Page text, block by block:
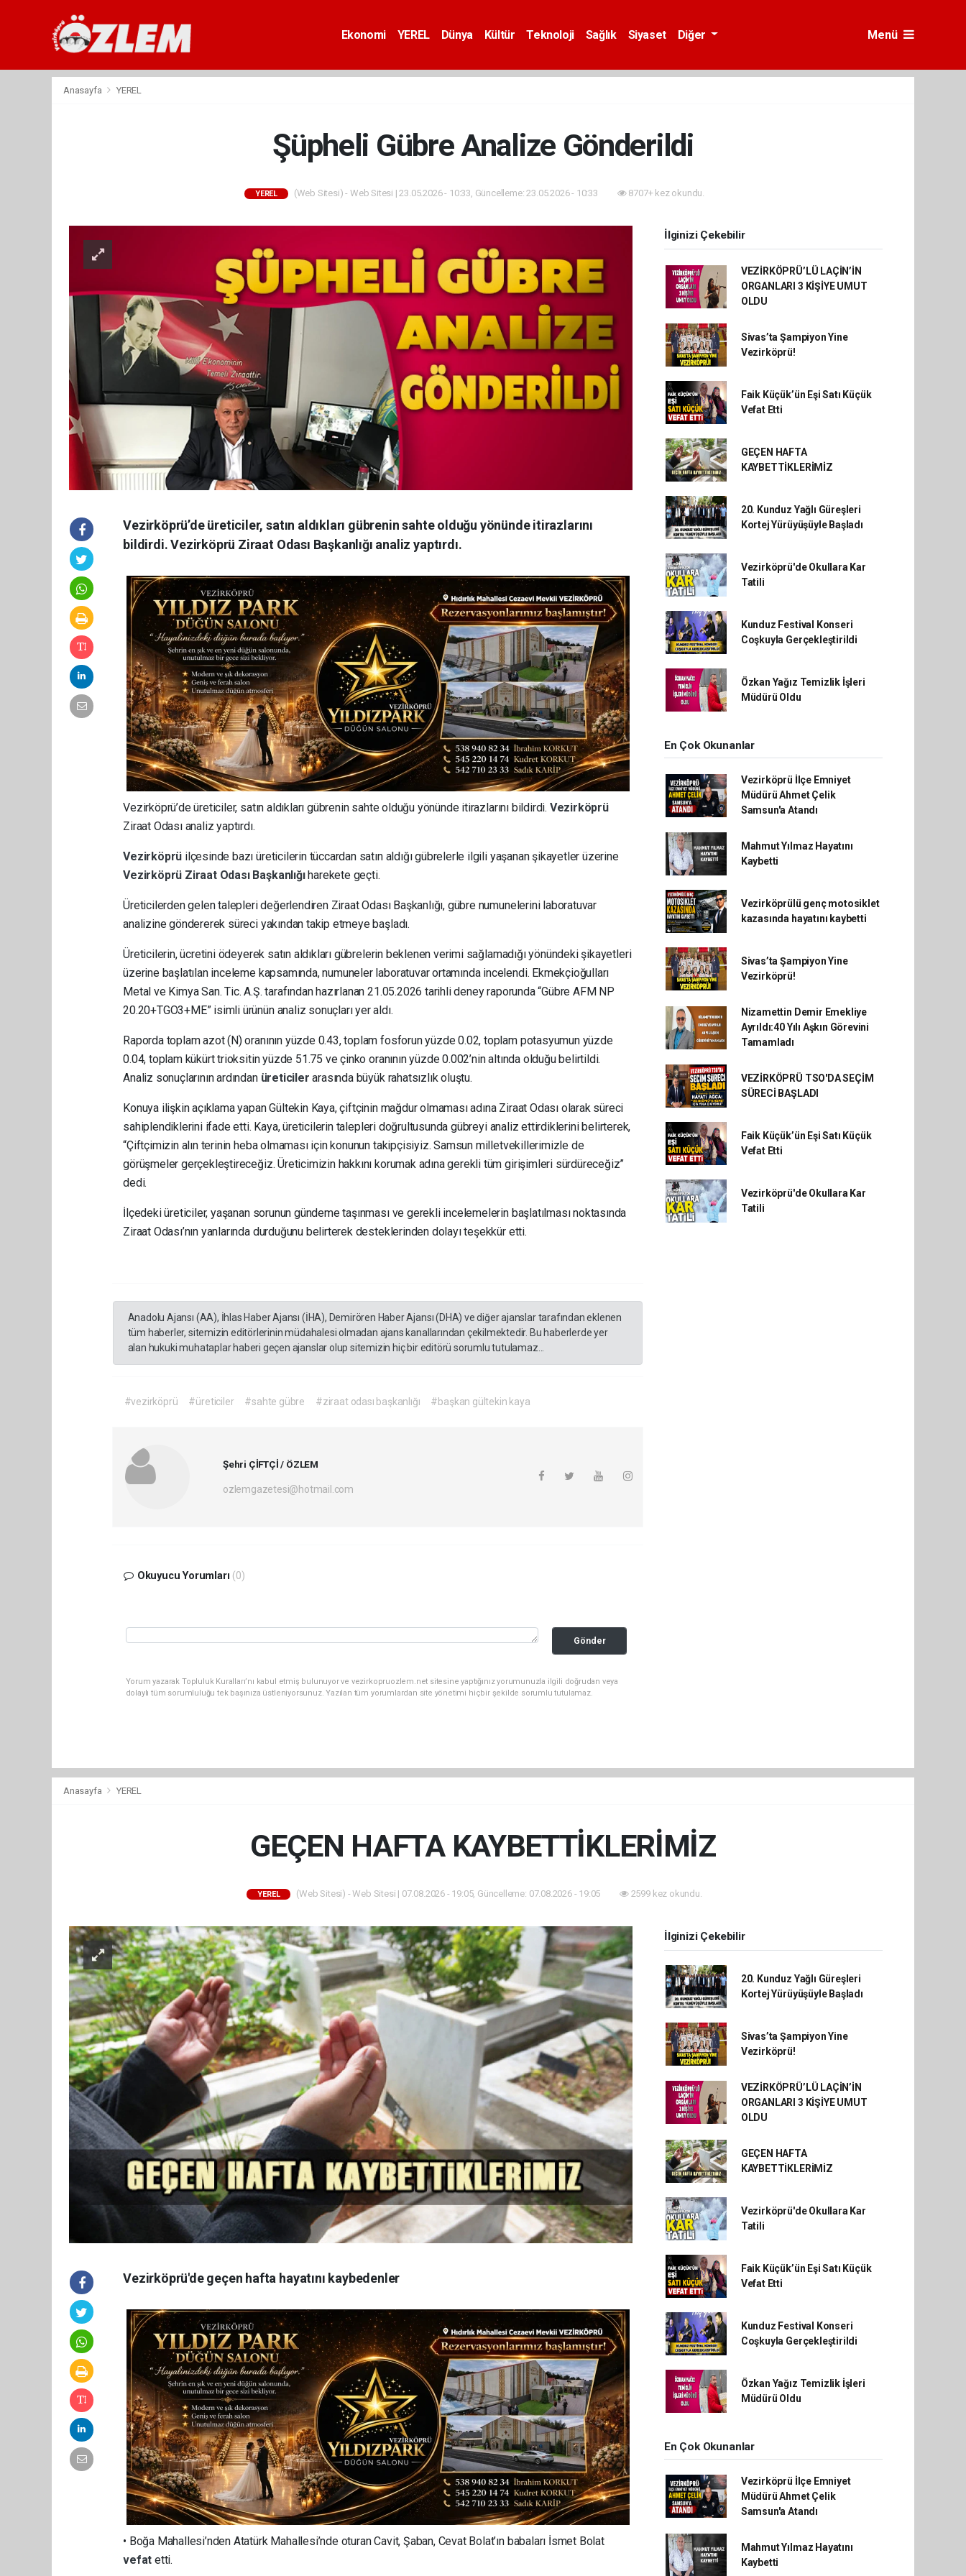
Ekonomi YEREL Dünya Kültür Teknoloji Sağlık Siyaset Diğer Menü
Anasayfa YEREL
Şüpheli Gübre Analize Gönderildi
YEREL (Web Sitesi) - Web Sitesi | 23.05.2026 - 10:33, Güncelleme: 23.05.2026 - 10:33 8707+ kez okundu.
Vezirköprü’de üreticiler, satın aldıkları gübrenin sahte olduğu yönünde itirazlarını
bildirdi. Vezirköprü Ziraat Odası Başkanlığı analiz yaptırdı.
Vezirköprü’de üreticiler, satın aldıkları gübrenin sahte olduğu yönünde itirazlarını bildirdi. Vezirköprü
Ziraat Odası analiz yaptırdı.
Vezirköprü ilçesinde bazı üreticilerin tüccardan satın aldığı gübrelerle ilgili yaşanan şikayetler üzerine
Vezirköprü Ziraat Odası Başkanlığıharekete geçti.
Üreticilerden gelen talepleri değerlendiren Ziraat Odası Başkanlığı, gübre numunelerini laboratuvar
analizine göndererek süreci yakından takip etmeye başladı.
Üreticilerin, ücretini ödeyerek satın aldıkları gübrelerin beklenen verimi sağlamadığı yönündeki şikayetleri
üzerine başlatılan inceleme kapsamında, numuneler laboratuvar ortamında incelendi. Ekmekçioğulları
Metal ve Kimya San. Tic. A.Ş. tarafından hazırlanan 21.05.2026 tarihli deney raporunda “Gübre AFM NP
20.20+TGO3+ME” isimli ürünün analiz sonuçları yer aldı.
Raporda toplam azot (N) oranının yüzde 0.43, toplam fosforun yüzde 0.02, toplam potasyumun yüzde
0.04, toplam kükürt trioksitin yüzde 51.75 ve çinko oranının yüzde 0.002’nin altında olduğu belirtildi.
Analiz sonuçlarının ardından üreticilerarasında büyük rahatsızlık oluştu.
Konuya ilişkin açıklama yapan Gültekin Kaya, çiftçinin mağdur olmaması adına Ziraat Odası olarak süreci
sahiplendiklerini ifade etti. Kaya, üreticilerin talepleri doğrultusunda gübreyi analiz ettirdiklerini belirterek,
“Çiftçimizin alın terinin heba olmaması için konunun takipçisiyiz. Samsun milletvekillerimizle de
görüşmeler gerçekleştireceğiz. Üreticimizin hakkını korumak adına gerekli tüm girişimleri sürdüreceğiz”
dedi.
İlçedeki üreticiler, yaşanan sorunun gündeme taşınması ve gerekli incelemelerin başlatılması noktasında
Ziraat Odası’nın yanlarında durduğunu belirterek desteklerinden dolayı teşekkür etti.
Anadolu Ajansı (AA), İhlas Haber Ajansı (İHA), Demirören Haber Ajansı (DHA) ve diğer ajanslar tarafından eklenen
tüm haberler, sitemizin editörlerinin müdahalesi olmadan ajans kanallarından çekilmektedir. Bu haberlerde yer
alan hukuki muhataplar haberi geçen ajanslar olup sitemizin hiç bir editörü sorumlu tutulamaz...
#vezirköprü #üreticiler #sahte gübre #ziraat odası başkanlığı #başkan gültekin kaya
Şehri ÇİFTÇİ / ÖZLEM
ozlemgazetesi@hotmail.com
Okuyucu Yorumları (0)
Gönder
Yorum yazarak Topluluk Kuralları’nı kabul etmiş bulunuyor ve vezirkopruozlem.net sitesine yaptığınız yorumunuzla ilgili doğrudan veya
dolaylı tüm sorumluluğu tek başınıza üstleniyorsunuz. Yazılan tüm yorumlardan site yönetimi hiçbir şekilde sorumlu tutulamaz.
İlginizi Çekebilir
VEZİRKÖPRÜ’LÜ LAÇİN’İN
ORGANLARI 3 KİŞİYE UMUT
OLDU
Sivas’ta Şampiyon Yine
Vezirköprü!
Faik Küçük’ün Eşi Satı Küçük
Vefat Etti
GEÇEN HAFTA
KAYBETTİKLERİMİZ
20. Kunduz Yağlı Güreşleri
Kortej Yürüyüşüyle Başladı
Vezirköprü'de Okullara Kar
Tatili
Kunduz Festival Konseri
Coşkuyla Gerçekleştirildi
Özkan Yağız Temizlik İşleri
Müdürü Oldu
En Çok Okunanlar
Vezirköprü İlçe Emniyet
Müdürü Ahmet Çelik
Samsun'a Atandı
Mahmut Yılmaz Hayatını
Kaybetti
Vezirköprülü genç motosiklet
kazasında hayatını kaybetti
Sivas’ta Şampiyon Yine
Vezirköprü!
Nizamettin Demir Emekliye
Ayrıldı:40 Yılı Aşkın Görevini
Tamamladı
VEZİRKÖPRÜ TSO'DA SEÇİM
SÜRECİ BAŞLADI
Faik Küçük’ün Eşi Satı Küçük
Vefat Etti
Vezirköprü'de Okullara Kar
Tatili
Anasayfa YEREL
GEÇEN HAFTA KAYBETTİKLERİMİZ
YEREL (Web Sitesi) - Web Sitesi | 07.08.2026 - 19:05, Güncelleme: 07.08.2026 - 19:05 2599 kez okundu.
Vezirköprü'de geçen hafta hayatını kaybedenler
• Boğa Mahallesi’nden Atatürk Mahallesi’nde oturan Cavit, Şaban, Cevat Bolat’ın babaları İsmet Bolat
vefat etti.
İlginizi Çekebilir
20. Kunduz Yağlı Güreşleri
Kortej Yürüyüşüyle Başladı
Sivas’ta Şampiyon Yine
Vezirköprü!
VEZİRKÖPRÜ’LÜ LAÇİN’İN
ORGANLARI 3 KİŞİYE UMUT
OLDU
GEÇEN HAFTA
KAYBETTİKLERİMİZ
Vezirköprü'de Okullara Kar
Tatili
Faik Küçük’ün Eşi Satı Küçük
Vefat Etti
Kunduz Festival Konseri
Coşkuyla Gerçekleştirildi
Özkan Yağız Temizlik İşleri
Müdürü Oldu
En Çok Okunanlar
Vezirköprü İlçe Emniyet
Müdürü Ahmet Çelik
Samsun'a Atandı
Mahmut Yılmaz Hayatını
Kaybetti